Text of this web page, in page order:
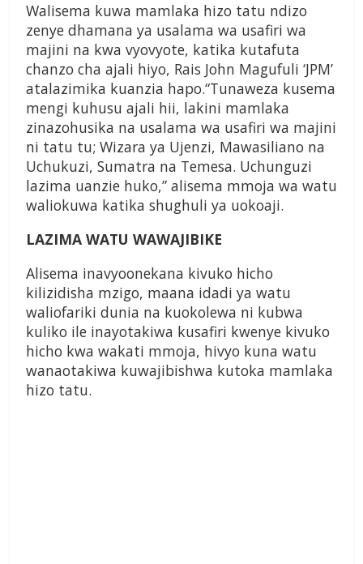
Walisema kuwa mamlaka hizo tatu ndizo
zenye dhamana ya usalama wa usafiri wa
majini na kwa vyovyote, katika kutafuta
chanzo cha ajali hiyo, Rais John Magufuli ‘JPM’
atalazimika kuanzia hapo.“Tunaweza kusema
mengi kuhusu ajali hii, lakini mamlaka
zinazohusika na usalama wa usafiri wa majini
ni tatu tu; Wizara ya Ujenzi, Mawasiliano na
Uchukuzi, Sumatra na Temesa. Uchunguzi
lazima uanzie huko,” alisema mmoja wa watu
waliokuwa katika shughuli ya uokoaji.
LAZIMA WATU WAWAJIBIKE
Alisema inavyoonekana kivuko hicho
kilizidisha mzigo, maana idadi ya watu
waliofariki dunia na kuokolewa ni kubwa
kuliko ile inayotakiwa kusafiri kwenye kivuko
hicho kwa wakati mmoja, hivyo kuna watu
wanaotakiwa kuwajibishwa kutoka mamlaka
hizo tatu.